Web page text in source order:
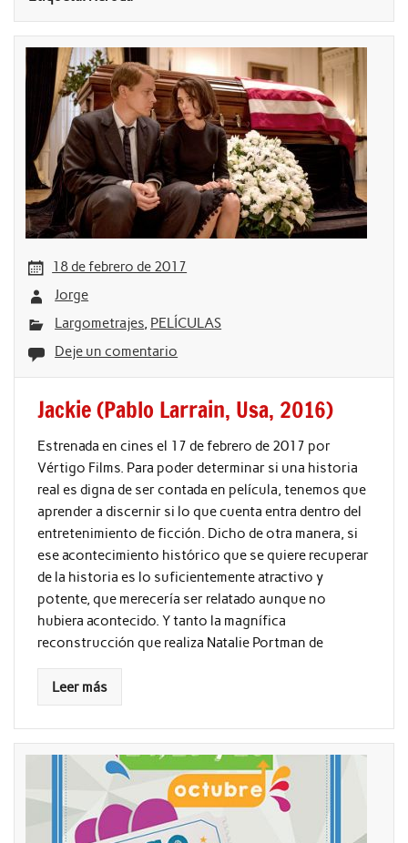
18 de febrero de 2017
Jorge
Largometrajes, PELÍCULAS
Deje un comentario
Jackie (Pablo Larrain, Usa, 2016)
Estrenada en cines el 17 de febrero de 2017 por
Vértigo Films. Para poder determinar si una historia
real es digna de ser contada en película, tenemos que
aprender a discernir si lo que cuenta entra dentro del
entretenimiento de ficción. Dicho de otra manera, si
ese acontecimiento histórico que se quiere recuperar
de la historia es lo suficientemente atractivo y
potente, que merecería ser relatado aunque no
hubiera acontecido. Y tanto la magnífica
reconstrucción que realiza Natalie Portman de
Leer más